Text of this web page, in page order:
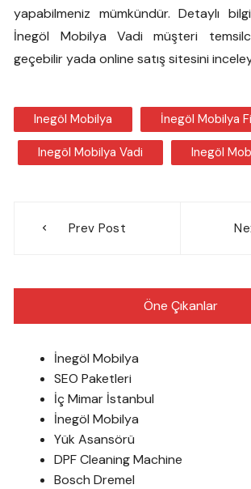
yapabilmeniz mümkündür. Detaylı
İnegöl Mobilya Vadi müşteri
geçebilir yada online satış sitesini
Inegöl Mobilya İnegöl Mobilya
Inegöl Mobilya Vadi Inegöl
gezinmesi
Prev Post
Öne Çıkanlar
İnegöl Mobilya
SEO Paketleri
İç Mimar İstanbul
İnegöl Mobilya
Yük Asansörü
DPF Cleaning Machine
Bosch Dremel